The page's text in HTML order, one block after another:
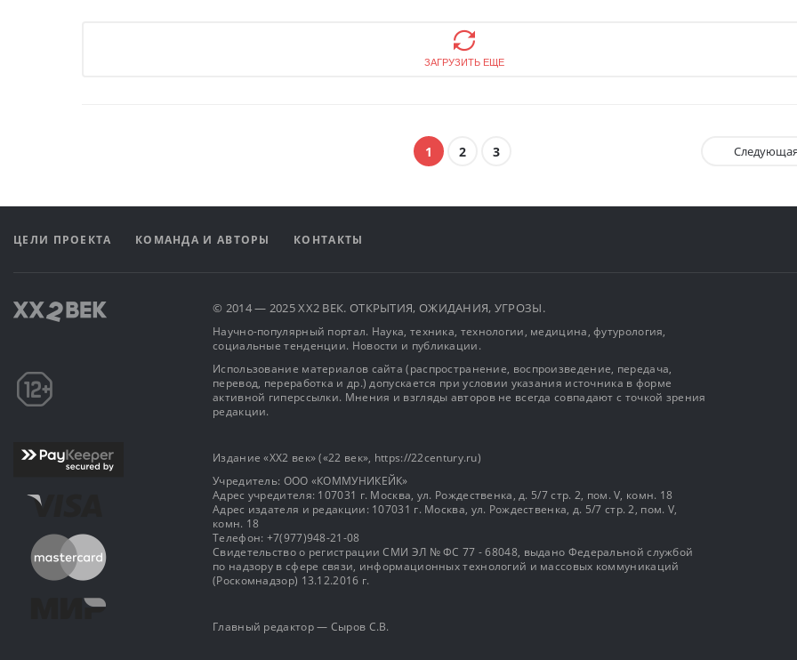
ЗАГРУЗИТЬ ЕЩЕ
1 2 3
ЦЕЛИ ПРОЕКТА КОМАНДА И АВТОРЫ КОНТАКТЫ
© 2014 — 2025 XX2 ВЕК. ОТКРЫТИЯ, ОЖИДАНИЯ, УГРОЗЫ.
Научно-популярный портал. Наука, техника, технологии, медицина, футурология,
социальные тенденции. Новости и публикации.
Использование материалов сайта (распространение, воспроизведение, передача,
перевод, переработка и др.) допускается при условии указания источника в форме
активной гиперссылки. Мнения и взгляды авторов не всегда совпадают с точкой зрения
редакции.
Издание «XX2 век» («22 век», https://22century.ru)
Учредитель: OOO «КОММУНИКЕЙК»
Адрес учредителя: 107031 г. Москва, ул. Рождественка, д. 5/7 стр. 2, пом. V, комн. 18
Адрес издателя и редакции: 107031 г. Москва, ул. Рождественка, д. 5/7 стр. 2, пом. V,
комн. 18
Телефон: +7(977)948-21-08
Свидетельство о регистрации СМИ ЭЛ № ФС 77 - 68048, выдано Федеральной службой
по надзору в сфере связи, информационных технологий и массовых коммуникаций
(Роскомнадзор) 13.12.2016 г.
Главный редактор — Сыров С.В.